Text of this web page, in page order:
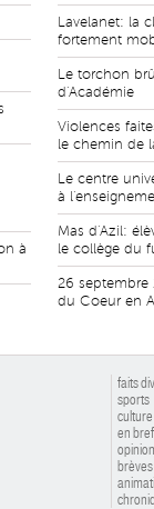
à
Lavelanet: la
fortement
Le torchon
d'Académie
Violences
le chemin de
Le centre
à
Mas d'Azil:
le collège du
26 septembre
du Coeur en
faits
sports
culture
en bref
brèves